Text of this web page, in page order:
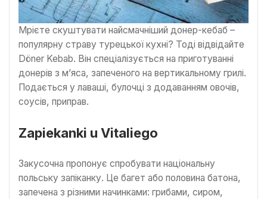
Мрієте скуштувати найсмачніший донер-кебаб –
популярну страву турецької кухні? Тоді відвідайте
Döner Kebab. Він спеціалізується на приготуванні
донерів з м’яса, запеченого на вертикальному грилі.
Подається у лаваші, булочці з додаванням овочів,
соусів, приправ.
Zapiekanki u Vitaliego
Закусочна пропонує спробувати національну
польську запіканку. Це багет або половина батона,
запечена з різними начинками: грибами, сиром,